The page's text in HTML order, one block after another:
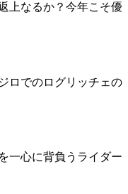
上なるか？今年こそ優
ロでのログリッチェの
一心に背負うライダー